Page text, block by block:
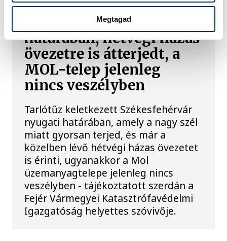
Megtagad
Ég a tarló Székesfehérvár
határában, hétvégi házas
övezetre is átterjedt, a
MOL-telep jelenleg
nincs veszélyben
Tarlótűz keletkezett Székesfehérvár
nyugati határában, amely a nagy szél
miatt gyorsan terjed, és már a
közelben lévő hétvégi házas övezetet
is érinti, ugyanakkor a Mol
üzemanyagtelepe jelenleg nincs
veszélyben - tájékoztatott szerdán a
Fejér Vármegyei Katasztrófavédelmi
Igazgatóság helyettes szóvivője.